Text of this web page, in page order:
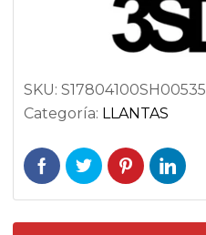
SKU: S17804100SH00535
Categoría: LLANTAS